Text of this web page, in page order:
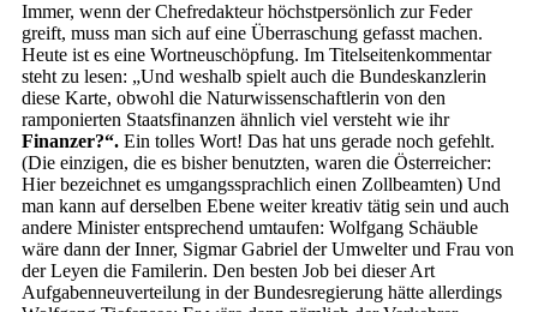
Immer, wenn der Chefredakteur höchstpersönlich zur Feder
greift, muss man sich auf eine Überraschung gefasst machen.
Heute ist es eine Wortneuschöpfung. Im Titelseitenkommentar
steht zu lesen: „Und weshalb spielt auch die Bundeskanzlerin
diese Karte, obwohl die Naturwissenschaftlerin von den
ramponierten Staatsfinanzen ähnlich viel versteht wie ihr
Finanzer?“. Ein tolles Wort! Das hat uns gerade noch gefehlt.
(Die einzigen, die es bisher benutzten, waren die Österreicher:
Hier bezeichnet es umgangssprachlich einen Zollbeamten) Und
man kann auf derselben Ebene weiter kreativ tätig sein und auch
andere Minister entsprechend umtaufen: Wolfgang Schäuble
wäre dann der Inner, Sigmar Gabriel der Umwelter und Frau von
der Leyen die Familerin. Den besten Job bei dieser Art
Aufgabenneuverteilung in der Bundesregierung hätte allerdings